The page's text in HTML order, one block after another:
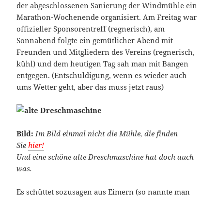
der abgeschlossenen Sanierung der Windmühle ein
Marathon-Wochenende organisiert. Am Freitag war
offizieller Sponsorentreff (regnerisch), am
Sonnabend folgte ein gemütlicher Abend mit
Freunden und Mitgliedern des Vereins (regnerisch,
kühl) und dem heutigen Tag sah man mit Bangen
entgegen. (Entschuldigung, wenn es wieder auch
ums Wetter geht, aber das muss jetzt raus)
Bild: Im Bild einmal nicht die Mühle, die finden
Sie hier!
Und eine schöne alte Dreschmaschine hat doch auch
was.
Es schüttet sozusagen aus Eimern (so nannte man